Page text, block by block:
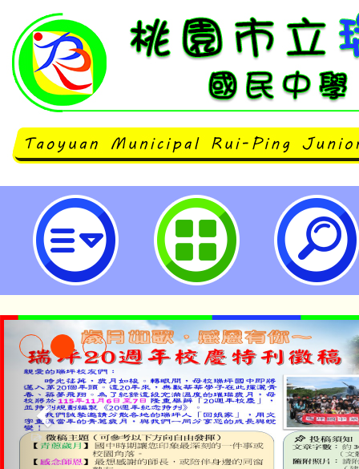
國立臺灣師範大學數學教育中心辦
學工作坊-臺中場」-桃園市立瑞坪